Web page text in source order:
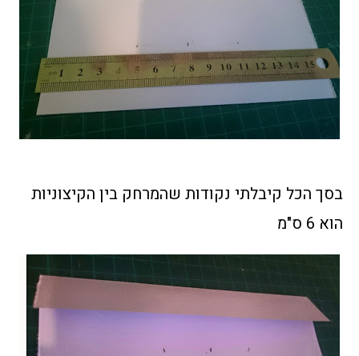
בסך הכל קיבלתי נקודות שהמרחק בין הקיצוניות
הוא 6 ס"מ